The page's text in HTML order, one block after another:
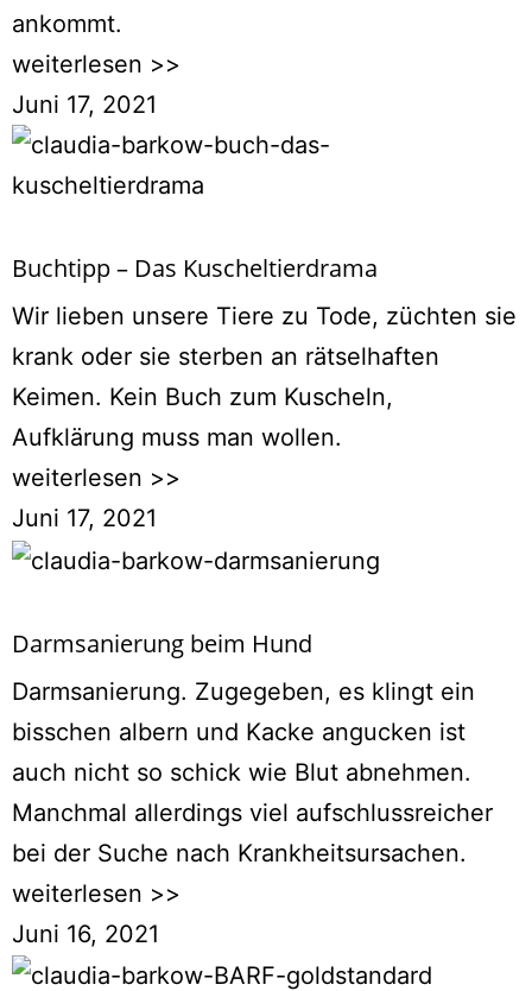
ankommt.
weiterlesen >>
Juni 17, 2021
Buchtipp – Das Kuscheltierdrama
Wir lieben unsere Tiere zu Tode, züchten sie
krank oder sie sterben an rätselhaften
Keimen. Kein Buch zum Kuscheln,
Aufklärung muss man wollen.
weiterlesen >>
Juni 17, 2021
Darmsanierung beim Hund
Darmsanierung. Zugegeben, es klingt ein
bisschen albern und Kacke angucken ist
auch nicht so schick wie Blut abnehmen.
Manchmal allerdings viel aufschlussreicher
bei der Suche nach Krankheitsursachen.
weiterlesen >>
Juni 16, 2021